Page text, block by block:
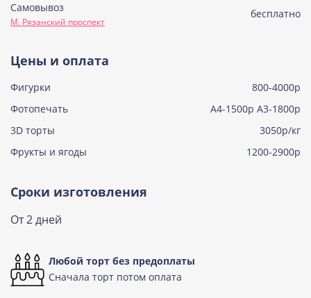
Узнать подробнее о начинке
Самовывоз
М. Рязанский проспект
бесплатно
Цены и оплата
Фигурки
800-4000р
Фотопечать
А4-1500р А3-1800р
3D торты
3050р/кг
Фрукты и ягоды
1200-2900р
Сроки изготовления
От 2 дней
Любой торт без предоплаты
Сначала торт потом оплата